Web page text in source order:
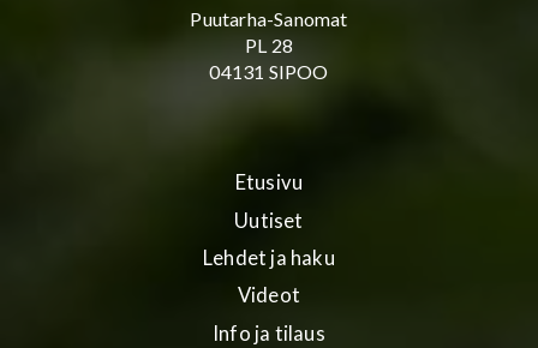
Puutarha-Sanomat
PL 28
04131 SIPOO
Etusivu
Uutiset
Lehdet ja haku
Videot
Info ja tilaus